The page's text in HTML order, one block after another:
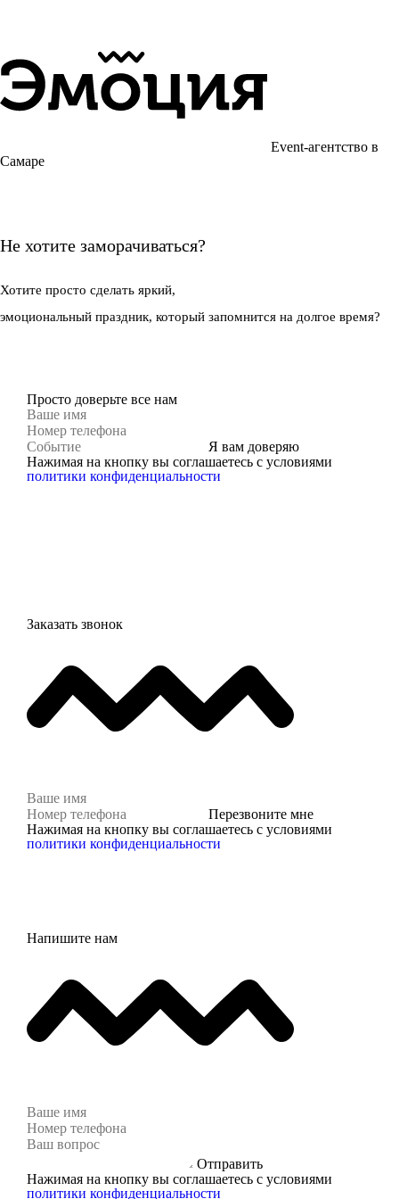
Event-агентство в
Самаре
Не хотите заморачиваться?
Хотите просто сделать яркий,
эмоциональный праздник, который запомнится на долгое время?
Просто доверьте все нам
Я вам доверяю
Нажимая на кнопку вы соглашаетесь с условиями
политики конфиденциальности
Заказать звонок
Перезвоните мне
Нажимая на кнопку вы соглашаетесь с условиями
политики конфиденциальности
Напишите нам
Отправить
Нажимая на кнопку вы соглашаетесь с условиями
политики конфиденциальности